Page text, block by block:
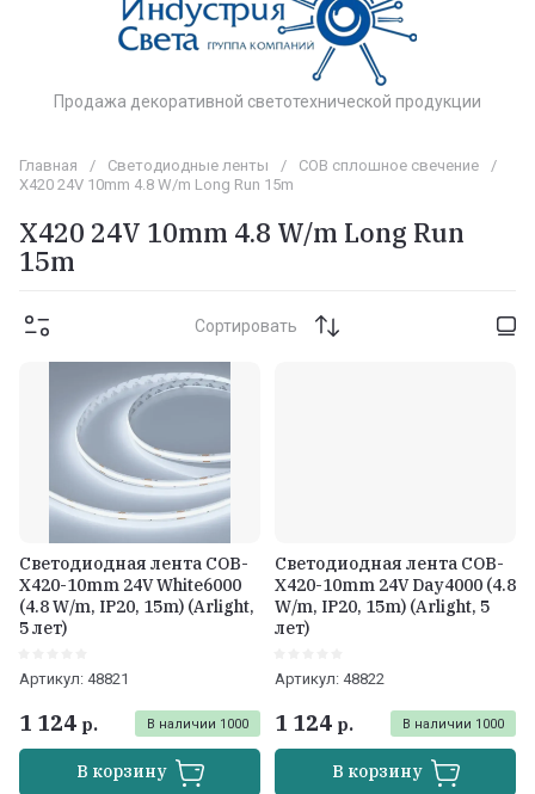
Продажа декоративной светотехнической продукции
Главная / Светодиодные ленты / COB сплошное свечение
/
X420 24V 10mm 4.8 W/m Long Run 15m
X420 24V 10mm 4.8 W/m Long Run
15m
Сортировать
Светодиодная лента COB-
X420-10mm 24V White6000
(4.8 W/m, IP20, 15m) (Arlight,
5 лет)
Артикул: 48821
В наличии 1000
1 124 р.
В корзину
Светодиодная лента COB-
X420-10mm 24V Day4000 (4.8
W/m, IP20, 15m) (Arlight, 5
лет)
Артикул: 48822
В наличии 1000
1 124 р.
В корзину